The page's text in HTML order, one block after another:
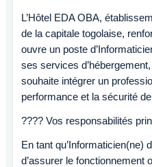
L’Hôtel EDA OBA,
de la capitale togolaise,
ouvre un poste
ses services
souhaite intégrer un
performance et la sécurité
???? Vos responsabilités
En tant qu’Informaticien(ne)
d’assurer le fonctionnement